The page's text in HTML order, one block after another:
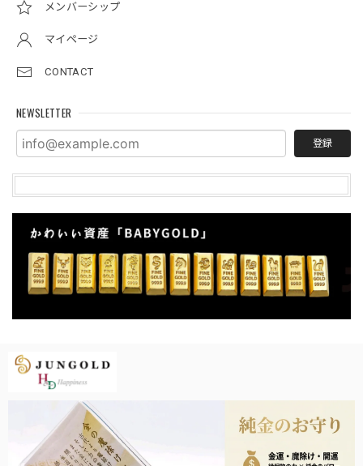
メンバーシップ
マイページ
CONTACT
NEWSLETTER
登録